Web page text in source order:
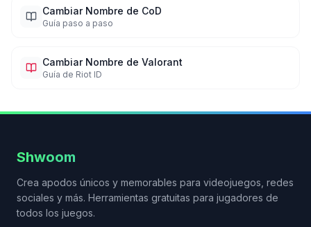
Cambiar Nombre de CoD
Guía paso a paso
Cambiar Nombre de Valorant
Guía de Riot ID
Shwoom
Crea apodos únicos y memorables para videojuegos, redes
sociales y más. Herramientas gratuitas para jugadores de
todos los juegos.